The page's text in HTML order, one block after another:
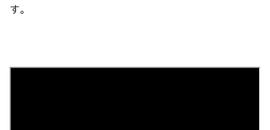
す。